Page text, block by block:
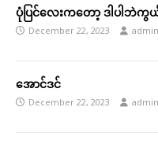
ပုံပြင်လေးကတော့ ဒါပါဘဲကွ
December 22, 2023 admin
အောင်ဒင်
December 22, 2023 admin